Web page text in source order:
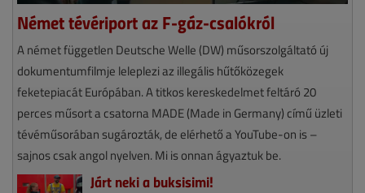
Német tévériport az F-gáz-csalókról
A német független Deutsche Welle (DW) műsorszolgáltató új
dokumentumfilmje leleplezi az illegális hűtőközegek
feketepiacát Európában. A titkos kereskedelmet feltáró 20
perces műsort a csatorna MADE (Made in Germany) című üzleti
tévéműsorában sugározták, de elérhető a YouTube-on is –
sajnos csak angol nyelven. Mi is onnan ágyaztuk be.
Járt neki a buksisimi!